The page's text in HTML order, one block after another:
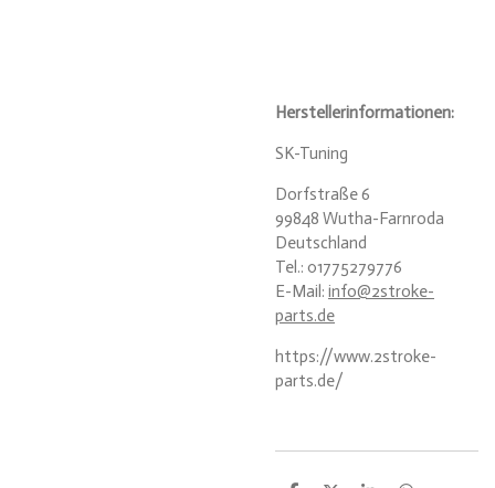
Herstellerinformationen:
SK-Tuning
Dorfstraße 6
99848 Wutha-Farnroda
Deutschland
Tel.: 01775279776
E-Mail: info@2stroke-
parts.de
https://www.2stroke-
parts.de/